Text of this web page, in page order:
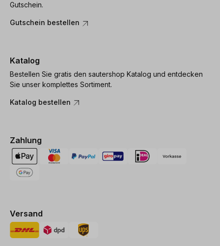
Gutschein.
Gutschein bestellen
Katalog
Bestellen Sie gratis den sautershop Katalog und entdecken
Sie unser komplettes Sortiment.
Katalog bestellen
Zahlung
Versand